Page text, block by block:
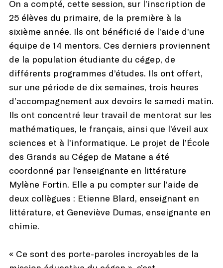
On a compté, cette session, sur l’inscription de
25 élèves du primaire, de la première à la
sixième année. Ils ont bénéficié de l’aide d’une
équipe de 14 mentors. Ces derniers proviennent
de la population étudiante du cégep, de
différents programmes d’études. Ils ont offert,
sur une période de dix semaines, trois heures
d’accompagnement aux devoirs le samedi matin.
Ils ont concentré leur travail de mentorat sur les
mathématiques, le français, ainsi que l’éveil aux
sciences et à l’informatique. Le projet de l’École
des Grands au Cégep de Matane a été
coordonné par l’enseignante en littérature
Mylène Fortin. Elle a pu compter sur l’aide de
deux collègues : Etienne Blard, enseignant en
littérature, et Geneviève Dumas, enseignante en
chimie.
« Ce sont des porte-paroles incroyables de la